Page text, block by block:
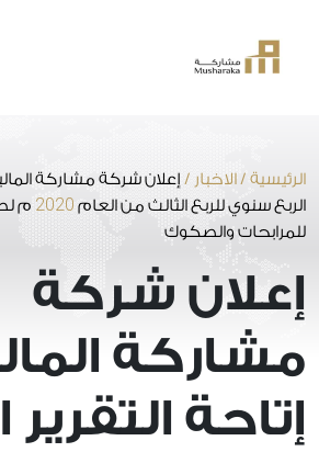
المحتوى
الرئيسية /الاخبار / إعلان شركة مشاركة
الربع سنوي للربع الثالث من العام 2020 م
للمرابحات والصكوك
إعلان شركة
مشاركة
إتاحة التقرير